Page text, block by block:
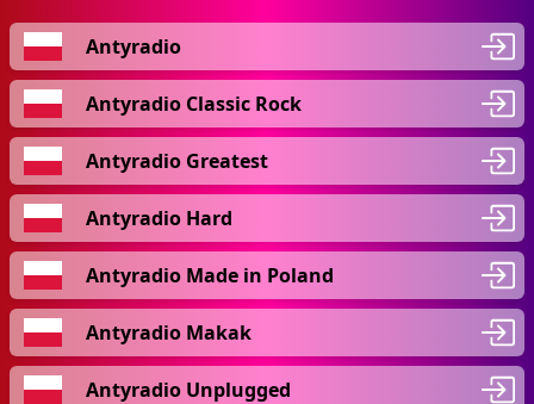
Antyradio
Antyradio Classic Rock
Antyradio Greatest
Antyradio Hard
Antyradio Made in Poland
Antyradio Makak
Antyradio Unplugged